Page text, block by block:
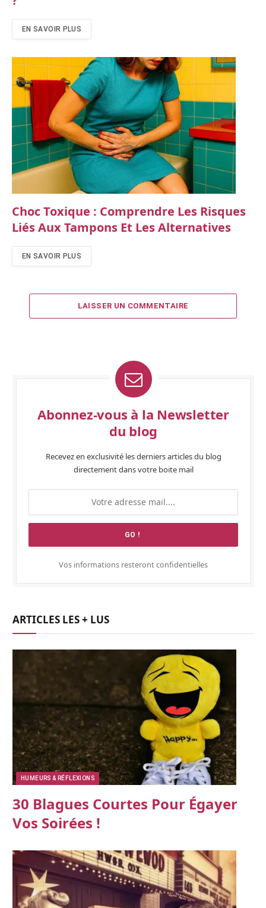
EN SAVOIR PLUS
Choc Toxique : Comprendre Les Risques
Liés Aux Tampons Et Les Alternatives
EN SAVOIR PLUS
LAISSER UN COMMENTAIRE
Abonnez-vous à la Newsletter
du blog
Recevez en exclusivité les derniers articles du blog
directement dans votre boite mail
Vos informations resteront confidentielles
ARTICLES LES + LUS
HUMEURS & RÉFLEXIONS
30 Blagues Courtes Pour Égayer
Vos Soirées !